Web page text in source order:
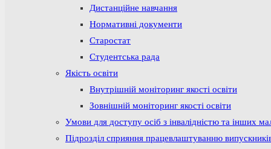
Дистанційне навчання
Нормативні документи
Старостат
Студентська рада
Якість освіти
Внутрішній моніторинг якості освіти
Зовнішній моніторинг якості освіти
Умови для доступу осіб з інвалідністю та інших
Підрозділ сприяння працевлаштуванню